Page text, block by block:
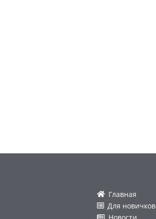
Главная
Для новичков